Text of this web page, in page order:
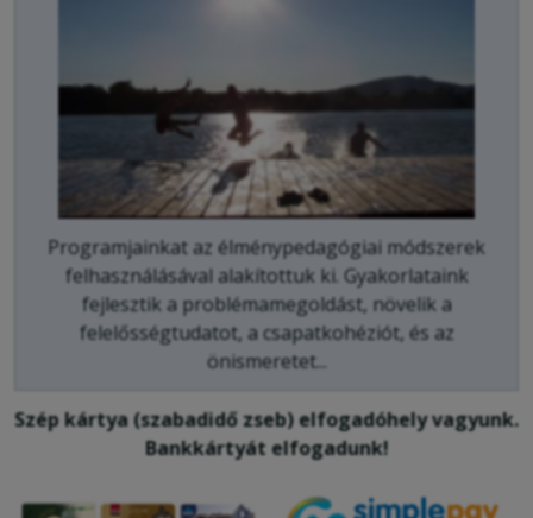
Programjainkat az élménypedagógiai módszerek
felhasználásával alakítottuk ki. Gyakorlataink
fejlesztik a problémamegoldást, növelik a
felelősségtudatot, a csapatkohéziót, és az
önismeretet...
Szép kártya (szabadidő zseb) elfogadóhely vagyunk.
Bankkártyát elfogadunk!